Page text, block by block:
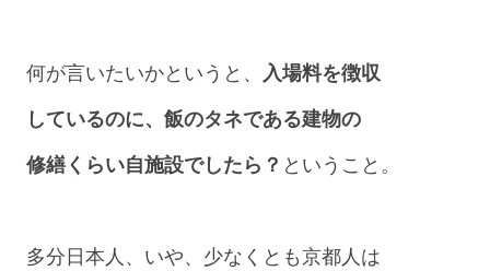
何が言いたいかというと、 入場料を徴収
しているのに、飯のタネである建物の
修繕くらい自施設でしたら？ ということ。
多分日本人、いや、少なくとも京都人は